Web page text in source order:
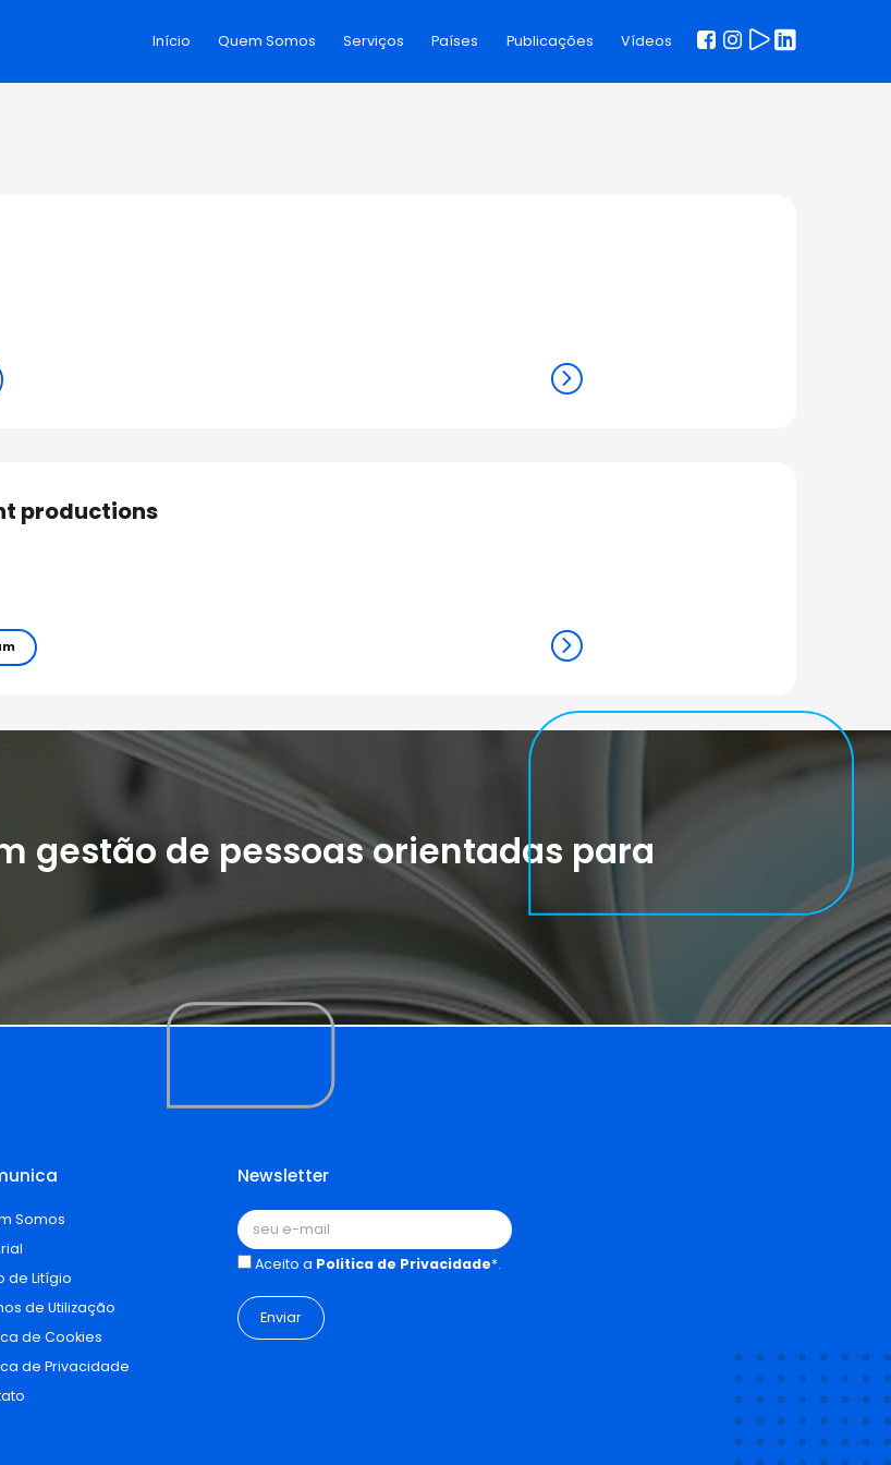
Início Quem Somos Serviços Países Publicações Vídeos
productions
gestão de pessoas orientadas para
Somos
de Litígio
de Utilização
de Cookies
de Privacidade
Newsletter
Aceito a Politica de Privacidade*.